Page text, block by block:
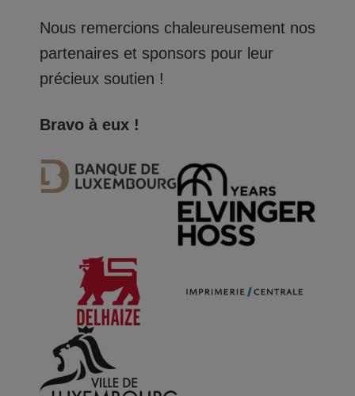
Nous remercions chaleureusement nos
partenaires et sponsors pour leur
précieux soutien !
Bravo à eux !